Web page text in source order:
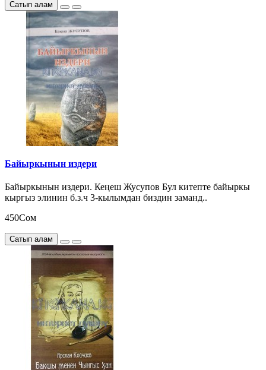
Сатып алам
Байыркынын издери
Байыркынын издери. Кеңеш Жусупов Бул китепте байыркы
кыргыз элинин б.з.ч 3-кылымдан биздин заманд..
450Сом
Сатып алам